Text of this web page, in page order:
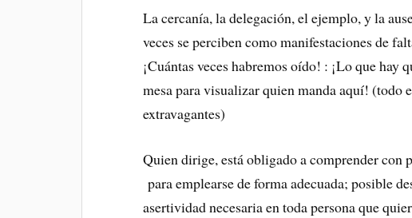
La cercanía, la delegación, el ejemplo, y la
veces se perciben como manifestaciones de
¡Cuántas veces habremos oído! : ¡Lo que hay
mesa para visualizar quien manda aquí! (todo
extravagantes)
Quien dirige, está obligado a comprender
para emplearse de forma adecuada; posible
asertividad necesaria en toda persona que